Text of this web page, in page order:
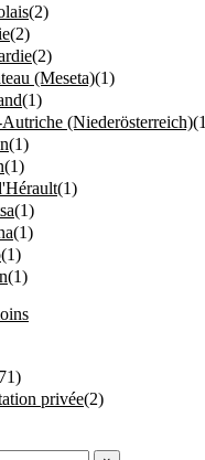
(2)
(2)
(2)
(Meseta)(1)
(1)
Autriche (Niederösterreich)(1
(1)
(1)
(1)
(1)
(1)
(1)
(1)
71)
privée(2)